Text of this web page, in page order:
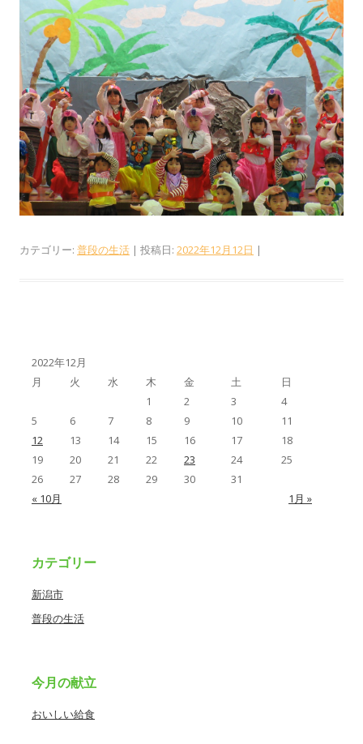
カテゴリー: 普段の生活 | 投稿日: 2022年12月12日 |
2022年12月
月
火 水 木 金 土 日
« 10月 1月 »
1 2 3
4
5
6 7 8 9 10
11
12
13 14 15 16 17
18
19
20 21 22 23 24
25
26
27 28 29 30 31
カテゴリー
新潟市
普段の生活
今月の献立
おいしい給食